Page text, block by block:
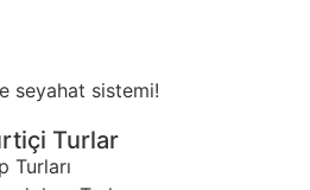
seyahat sistemi!
Turlar
Turları